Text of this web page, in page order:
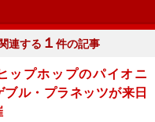
連する １ 件の記事
ップホップのパイオニ
ブル・プラネッツが来日